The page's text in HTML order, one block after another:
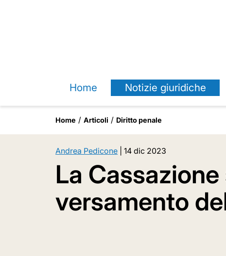
Home Notizie giuridiche
Home Articoli Diritto penale
Andrea Pedicone 14 dic 2023
La
versamento